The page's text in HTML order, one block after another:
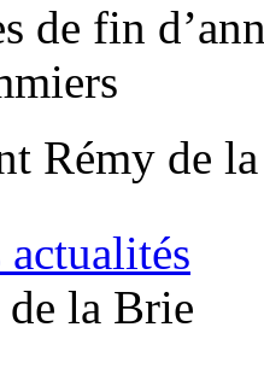
de fin
Rémy de
de la Brie